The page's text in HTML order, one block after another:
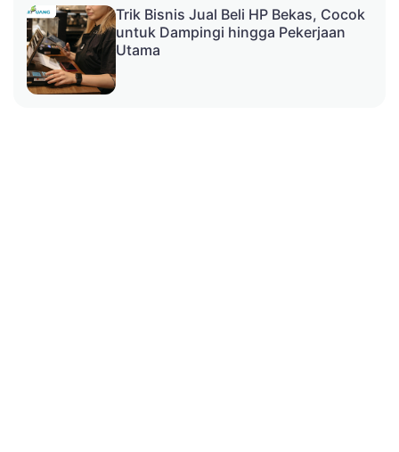
Trik Bisnis Jual Beli HP Bekas, Cocok
untuk Dampingi hingga Pekerjaan
Utama